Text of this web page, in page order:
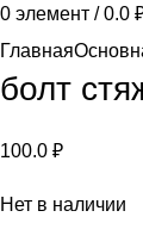
0 элемент / 0.0
Нажмите, чтобы
Главная
болт
100.0 ₽
Нет в наличии